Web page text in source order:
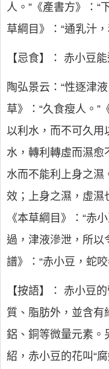
人。”《產書方》：“
草綱目》：“通乳汁
【忌食】： 赤小豆
陶弘景云：“性逐津
草》：“久食瘦人。”
以利水，而不可久用
水，轉利轉虛而濕愈
水而不能利上身之濕
效；上身之濕，虛濕
《本草綱目》：“赤
過，津液滲泄，所以
譜》：“赤小豆，蛇
【按語】： 赤小豆
質、脂肪外，並含有
鋁、銅等微量元素。
紹，赤小豆的花叫“